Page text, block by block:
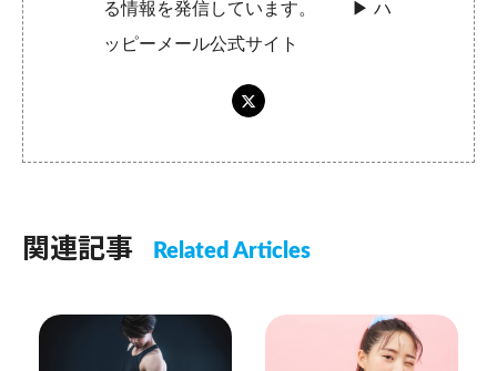
る情報を発信しています。 ▶︎ハ
ッピーメール公式サイト
関連記事 Related Articles